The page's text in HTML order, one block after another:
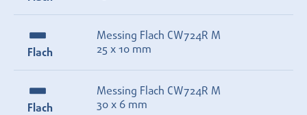
Flach
Messing Flach CW724R M
25 x 10 mm
Flach
Messing Flach CW724R M
30 x 6 mm